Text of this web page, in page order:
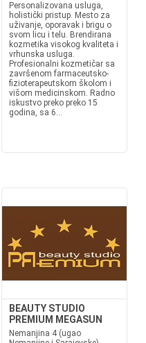
Personalizovana usluga,
holistički pristup. Mesto za
uživanje, oporavak i brigu o
svom licu i telu. Brendirana
kozmetika visokog kvaliteta i
vrhunska usluga.
Profesionalni kozmetičar sa
završenom farmaceutsko-
fizioterapeutskom školom i
višom medicinskom. Radno
iskustvo preko preko 15
godina, sa 6...
BEAUTY STUDIO
PREMIUM MEGASUN
Nemanjina 4 (ugao